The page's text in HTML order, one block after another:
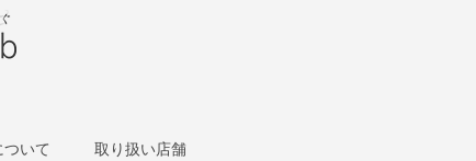
いて 取り扱い店舗